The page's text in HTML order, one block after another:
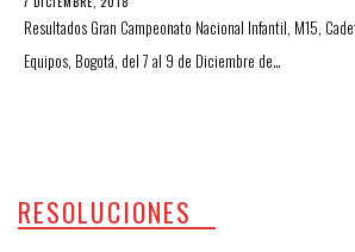
Resultados Gran Campeonato Nacional Infantil, M15,
Equipos, Bogotá, del 7 al 9 de Diciembre de…
RESOLUCIONES